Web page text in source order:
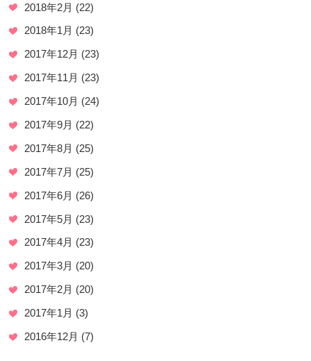
2018年2月 (22)
2018年1月 (23)
2017年12月 (23)
2017年11月 (23)
2017年10月 (24)
2017年9月 (22)
2017年8月 (25)
2017年7月 (25)
2017年6月 (26)
2017年5月 (23)
2017年4月 (23)
2017年3月 (20)
2017年2月 (20)
2017年1月 (3)
2016年12月 (7)